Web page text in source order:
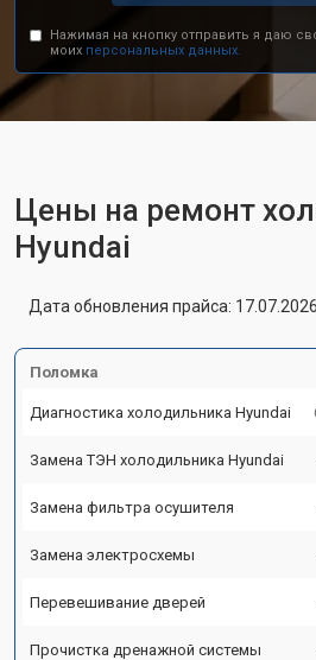
Нажимая на кнопку отправить я даю
моих персональных данных.
Цены на ремонт
Hyundai
Дата обновления прайса: 17.07.2026
Поломка
Диагностика холодильника Hyundai
Замена ТЭН холодильника Hyundai
Замена фильтра осушителя
Замена электросхемы
Перевешивание дверей
Прочистка дренажной системы